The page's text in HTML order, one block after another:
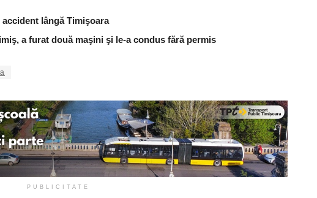
lângă Timişoara
a furat două maşini şi le-a condus fără permis
PUBLICITATE